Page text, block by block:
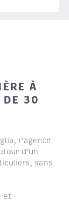
À
DE 30
l’agence
d’un
sans
et